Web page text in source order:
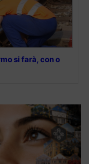
si farà, con o